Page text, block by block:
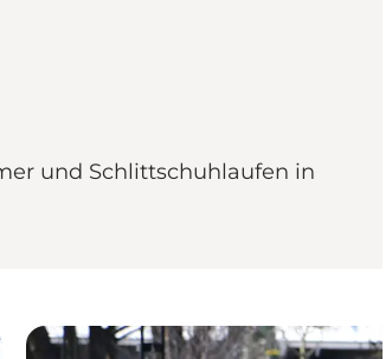
und Schlittschuhlaufen in